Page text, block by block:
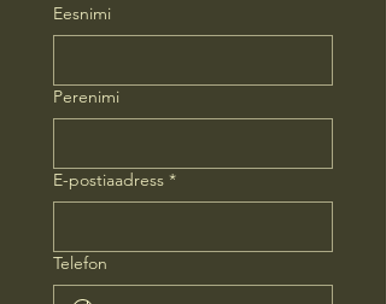
Eesnimi
Perenimi
E-postiaadress *
Telefon